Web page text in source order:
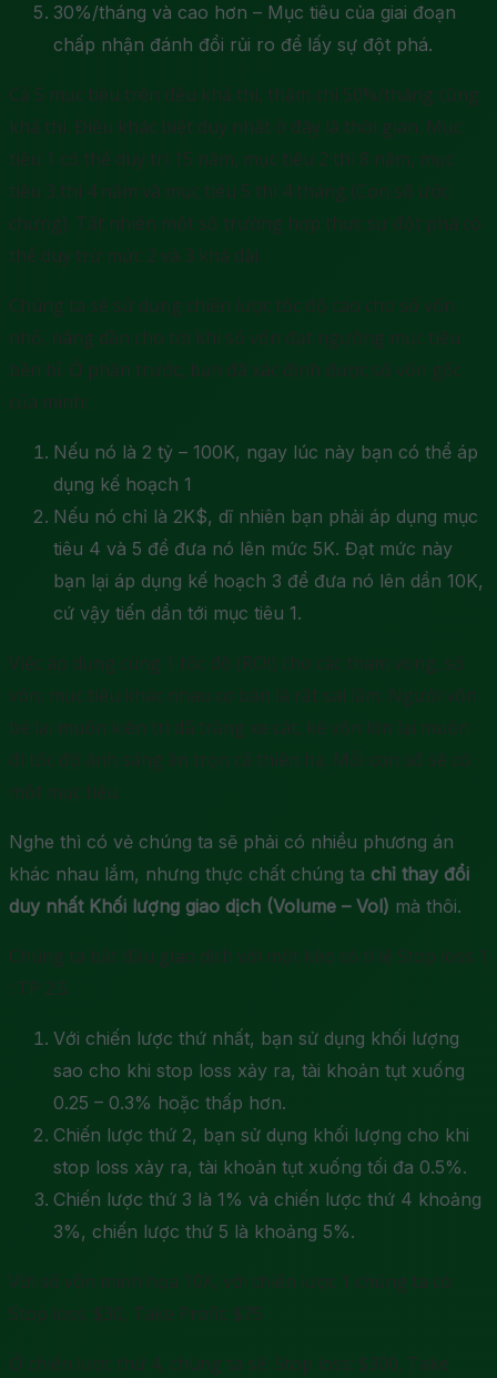
30%/tháng và cao hơn – Mục tiêu của giai đoạn
chấp nhận đánh đổi rủi ro để lấy sự đột phá.
Cả 5 mục tiêu trên đều khả thi, thậm chí 50%/tháng cũng
khả thi. Điều khác biệt duy nhất ở đây là thời gian. Mục
tiêu 1 có thể duy trì 15 năm, mục tiêu 2 thì 8 năm, mục
tiêu 3 thì 4 năm và mục tiêu 5 thì 4 tháng (Con số ước
chừng). Tất nhiên một số trường hợp thực sự đột phá có
thể duy trừ mức 2 và 3 khá dài.
Chúng ta sẽ sử dụng chiến lược tốc độ cao cho số vốn
nhỏ, nâng dần cho tới khi số vốn đạt ngưỡng mục tiêu
bền bỉ. Ở phần trước, bạn đã xác định được số vốn gốc
của mình:
Nếu nó là 2 tỷ – 100K, ngay lúc này bạn có thể áp
dụng kế hoạch 1
Nếu nó chỉ là 2K$, dĩ nhiên bạn phải áp dụng mục
tiêu 4 và 5 để đưa nó lên mức 5K. Đạt mức này
bạn lại áp dụng kế hoạch 3 để đưa nó lên dần 10K,
cứ vậy tiến dần tới mục tiêu 1.
Việc áp dụng cùng 1 tốc độ (ROI) cho các tham vọng, số
vốn, mục tiêu khác nhau cơ bản là rất sai lầm. Người vốn
bé lại muốn kiên trì dã tràng xe cát, kẻ vốn lớn lại muốn
đi tốc độ ánh sáng ăn trọn cả thiên hạ. Mỗi con số sẽ có
một mục tiêu.
Nghe thì có vẻ chúng ta sẽ phải có nhiều phương án
khác nhau lắm, nhưng thực chất chúng ta chỉ thay đổi
duy nhất Khối lượng giao dịch (Volume – Vol) mà thôi.
Chúng ta bắt đầu giao dịch với một kèo có tỉ lệ Stop loss 1
: TP 2.5.
Với chiến lược thứ nhất, bạn sử dụng khối lượng
sao cho khi stop loss xảy ra, tài khoản tụt xuống
0.25 – 0.3% hoặc thấp hơn.
Chiến lược thứ 2, bạn sử dụng khối lượng cho khi
stop loss xảy ra, tài khoản tụt xuống tối đa 0.5%.
Chiến lược thứ 3 là 1% và chiến lược thứ 4 khoảng
3%, chiến lược thứ 5 là khoảng 5%.
Với số vốn minh họa 10K, với chiến lược 1 chúng ta có:
Stop loss: $30, Take Profit: $75
Ở chiến lược thứ 4, chúng ta sẽ: Stop loss: $300, Take